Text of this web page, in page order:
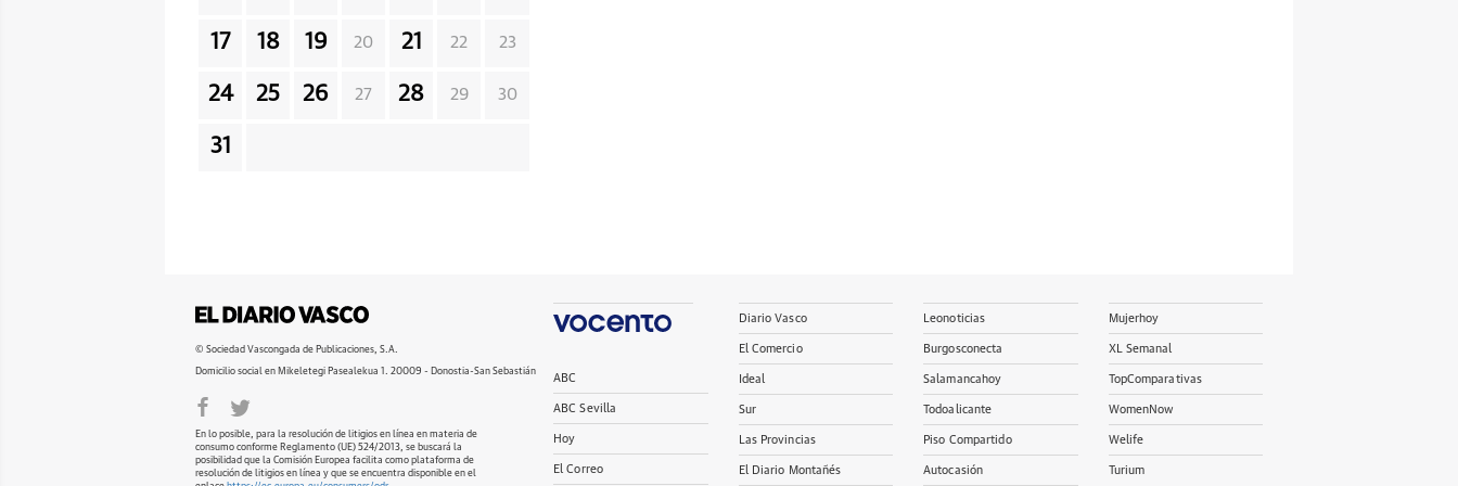
17 18 19 20 21 22 23
24 25 26 27 28 29 30
31
© Sociedad Vascongada de Publicaciones, S.A.
Domicilio social en Mikeletegi Pasealekua 1. 20009 - Donostia-San Sebastián
En lo posible, para la resolución de litigios en línea en materia de
consumo conforme Reglamento (UE) 524/2013, se buscará la
posibilidad que la Comisión Europea facilita como plataforma de
resolución de litigios en línea y que se encuentra disponible en el
ABC
ABC Sevilla
Hoy
El Correo
Diario Vasco
El Comercio
Ideal
Sur
Las Provincias
El Diario Montañés
Leonoticias
Burgosconecta
Salamancahoy
Todoalicante
Piso Compartido
Autocasión
Mujerhoy
XL Semanal
TopComparativas
WomenNow
Welife
Turium